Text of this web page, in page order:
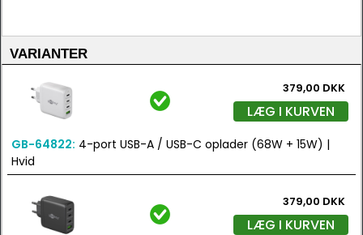
VARIANTER
379,00 DKK
LÆG I KURVEN
GB-64822: 4-port USB-A / USB-C oplader (68W + 15W) |
Hvid
379,00 DKK
LÆG I KURVEN